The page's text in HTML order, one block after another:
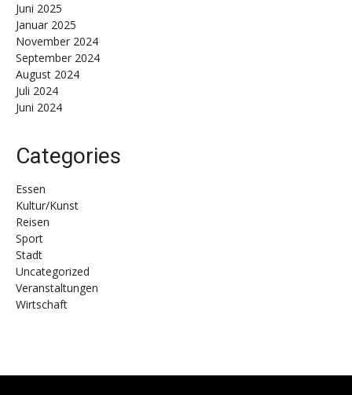
Juni 2025
Januar 2025
November 2024
September 2024
August 2024
Juli 2024
Juni 2024
Categories
Essen
Kultur/Kunst
Reisen
Sport
Stadt
Uncategorized
Veranstaltungen
Wirtschaft